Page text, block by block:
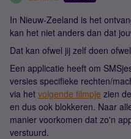
In Nieuw-Zeeland is het
kan het niet anders dan dat
Dat kan ofwel jij zelf doen
Een applicatie heeft om
versies specifieke rechten/
via het volgende filmpje zien
en dus ook blokkeren. Naar
manier voorkomen dat zo'n
verstuurd.